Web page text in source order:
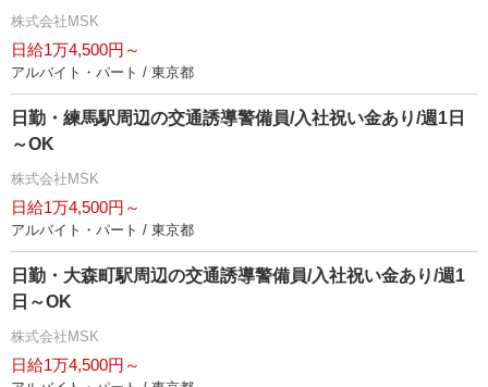
株式会社MSK
日給1万4,500円～
アルバイト・パート / 東京都
日勤・練馬駅周辺の交通誘導警備員/入社祝い金あり/週1日
～OK
株式会社MSK
日給1万4,500円～
アルバイト・パート / 東京都
日勤・大森町駅周辺の交通誘導警備員/入社祝い金あり/週1
日～OK
株式会社MSK
日給1万4,500円～